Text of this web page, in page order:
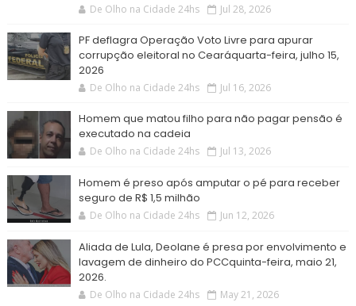
De Olho na Cidade 24hs Jul 28, 2026
PF deflagra Operação Voto Livre para apurar
corrupção eleitoral no Cearáquarta-feira, julho 15,
2026
De Olho na Cidade 24hs Jul 16, 2026
Homem que matou filho para não pagar pensão é
executado na cadeia
De Olho na Cidade 24hs Jul 13, 2026
Homem é preso após amputar o pé para receber
seguro de R$ 1,5 milhão
De Olho na Cidade 24hs Jun 12, 2026
Aliada de Lula, Deolane é presa por envolvimento e
lavagem de dinheiro do PCCquinta-feira, maio 21,
2026.
De Olho na Cidade 24hs May 21, 2026